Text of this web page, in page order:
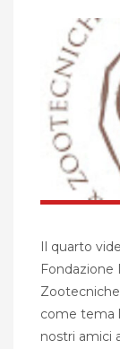
Il quarto
come tema
nostri amici